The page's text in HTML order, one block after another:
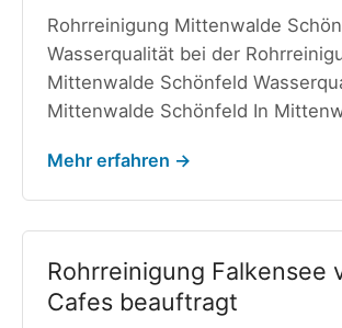
Rohrreinigung Mittenwalde
Wasserqualität bei der
Mittenwalde Schönfeld
Mittenwalde Schönfeld In
Mehr erfahren →
Rohrreinigung Falkensee
Cafes beauftragt